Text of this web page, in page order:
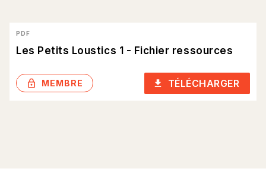
PDF
Les Petits Loustics 1 - Fichier ressources
lock_outlinedMEMBRE download TÉLÉCHARGER